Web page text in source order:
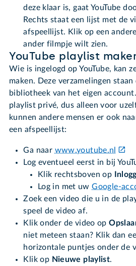
deze klaar is, gaat YouTube
Rechts staat een lijst met de
afspeellijst. Klik op een
ander filmpje wilt zien.
YouTube playlist
Wie is ingelogd op YouTube, kan
maken. Deze verzamelingen staan
bibliotheek van het eigen
playlist privé, dus alleen voor
kunnen andere mensen er ook
een afspeellijst:
Ga naar www.youtube.nl
Log eventueel eerst in bij
Klik rechtsboven op
Log in met uwGoogle-
Zoek een video die u in de
speel de video af.
Klik onder de video op
niet meteen staan? Klik dan
horizontale puntjes onder de
Klik op Nieuwe playlist.